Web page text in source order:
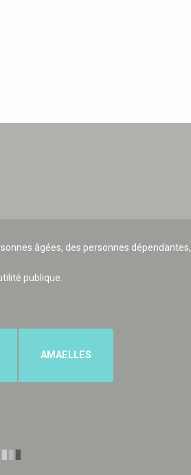
âgées, des personnes
publique.
AMAELLES